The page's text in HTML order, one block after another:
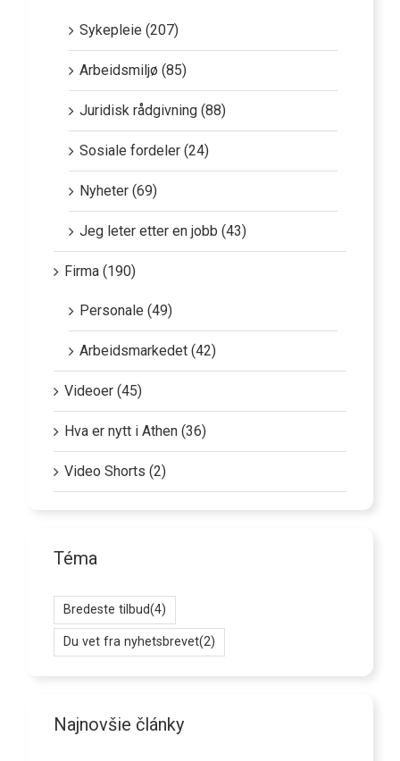
Sykepleie (207)
Arbeidsmiljø (85)
Juridisk rådgivning (88)
Sosiale fordeler (24)
Nyheter (69)
Jeg leter etter en jobb (43)
Firma (190)
Personale (49)
Arbeidsmarkedet (42)
Videoer (45)
Hva er nytt i Athen (36)
Video Shorts (2)
Téma
Bredeste tilbud(4)
Du vet fra nyhetsbrevet(2)
Najnovšie články